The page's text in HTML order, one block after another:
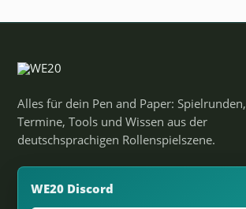
Alles für dein Pen and Paper: Spielrunden,
Termine, Tools und Wissen aus der
deutschsprachigen Rollenspielszene.
WE20 Discord